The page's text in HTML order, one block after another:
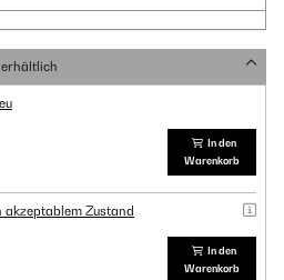
In den
Warenkorb
akzeptablem Zustand
In den
Warenkorb